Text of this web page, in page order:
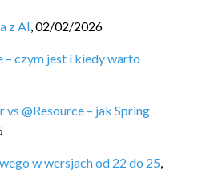
z AI,02/02/2026
czym jest i kiedy warto
@Resource – jak Spring
w wersjach od 22 do 25,